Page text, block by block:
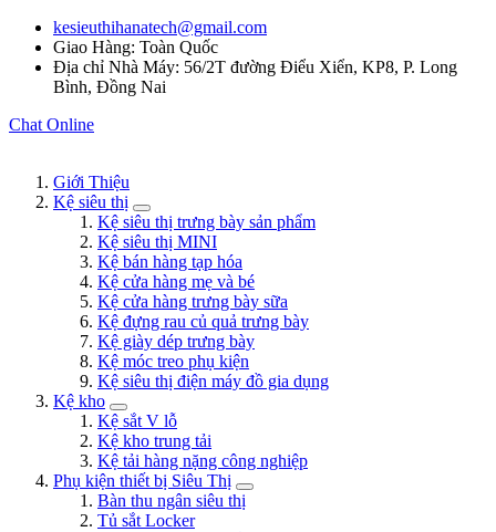
kesieuthihanatech@gmail.com
Giao Hàng: Toàn Quốc
Địa chỉ Nhà Máy: 56/2T đường Điểu Xiển, KP8, P. Long
Bình, Đồng Nai
Chat Online
Giới Thiệu
Kệ siêu thị
Kệ siêu thị trưng bày sản phẩm
Kệ siêu thị MINI
Kệ bán hàng tạp hóa
Kệ cửa hàng mẹ và bé
Kệ cửa hàng trưng bày sữa
Kệ đựng rau củ quả trưng bày
Kệ giày dép trưng bày
Kệ móc treo phụ kiện
Kệ siêu thị điện máy đồ gia dụng
Kệ kho
Kệ sắt V lỗ
Kệ kho trung tải
Kệ tải hàng nặng công nghiệp
Phụ kiện thiết bị Siêu Thị
Bàn thu ngân siêu thị
Tủ sắt Locker